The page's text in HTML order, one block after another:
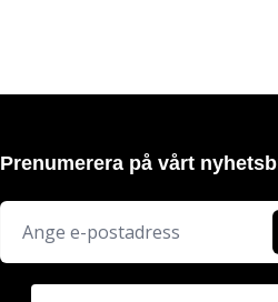
Prenumerera på vårt